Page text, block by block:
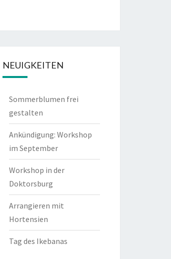
NEUIGKEITEN
Sommerblumen frei
gestalten
Ankündigung: Workshop
im September
Workshop in der
Doktorsburg
Arrangieren mit
Hortensien
Tag des Ikebanas